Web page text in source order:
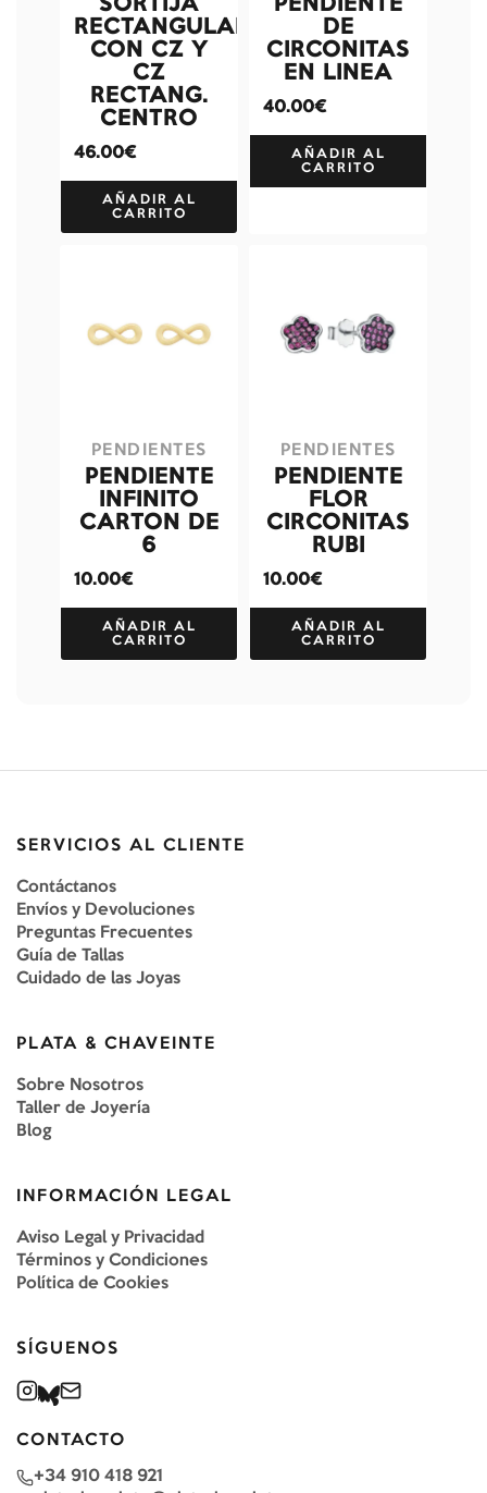
SORTIJA
RECTANGULAR
CON CZ Y
CZ
RECTANG.
CENTRO
46.00€
AÑADIR AL
CARRITO
PENDIENTE
DE
CIRCONITAS
EN LINEA
40.00€
AÑADIR AL
CARRITO
PENDIENTES
PENDIENTE
INFINITO
CARTON DE
6
10.00€
AÑADIR AL
CARRITO
PENDIENTES
PENDIENTE
FLOR
CIRCONITAS
RUBI
10.00€
AÑADIR AL
CARRITO
SERVICIOS AL CLIENTE
Contáctanos
Envíos y Devoluciones
Preguntas Frecuentes
Guía de Tallas
Cuidado de las Joyas
PLATA & CHAVEINTE
Sobre Nosotros
Taller de Joyería
Blog
INFORMACIÓN LEGAL
Aviso Legal y Privacidad
Términos y Condiciones
Política de Cookies
SÍGUENOS
CONTACTO
+34 910 418 921